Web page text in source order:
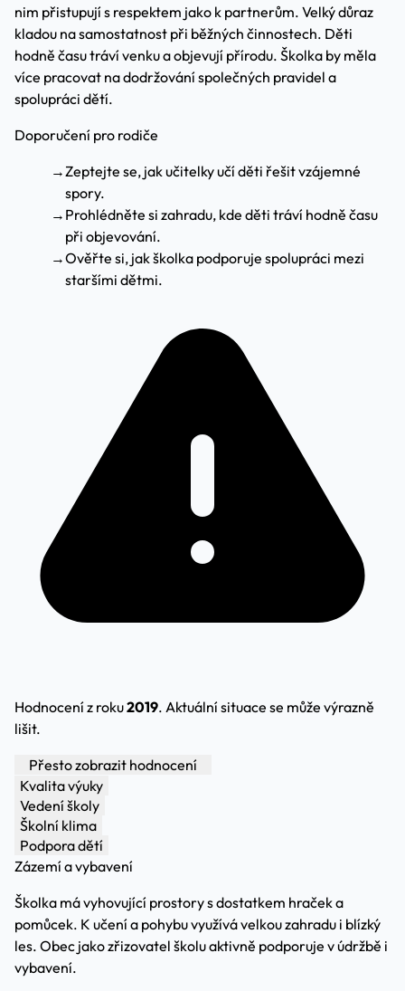
nim přistupují s respektem jako k partnerům. Velký důraz
kladou na samostatnost při běžných činnostech. Děti
hodně času tráví venku a objevují přírodu. Školka by měla
více pracovat na dodržování společných pravidel a
spolupráci dětí.
Doporučení pro rodiče
→Zeptejte se, jak učitelky učí děti řešit vzájemné
spory.
→ Prohlédněte si zahradu, kde děti tráví hodně času
při objevování.
→Ověřte si, jak školka podporuje spolupráci mezi
staršími dětmi.
Hodnocení z roku2019. Aktuální situace se může výrazně
lišit.
Přesto zobrazit hodnocení
Kvalita výuky
Vedení školy
Školní klima
Podpora dětí
Zázemí a vybavení
Školka má vyhovující prostory s dostatkem hraček a
pomůcek. K učení a pohybu využívá velkou zahradu i blízký
les. Obec jako zřizovatel školu aktivně podporuje v údržbě i
vybavení.